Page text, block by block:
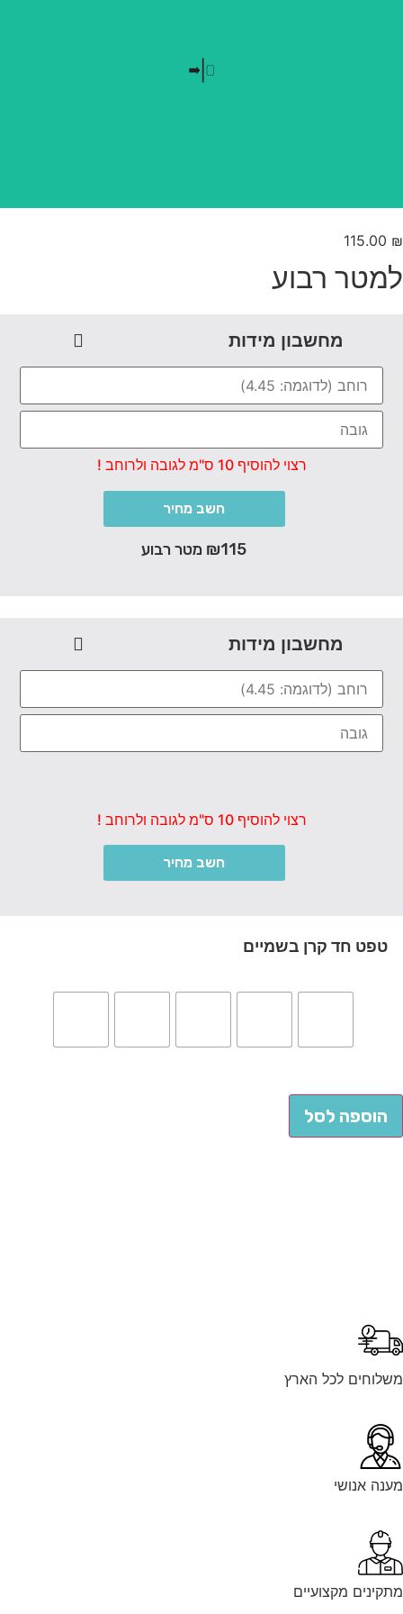
בלי חזרתיות
115.00
רבוע
מחשבון מידות
רצוי להוסיף 10 ס"מ לגובה ולרוחב !
חשב מחיר
₪115 מטר רבוע
מחשבון מידות
רצוי להוסיף 10 ס"מ לגובה ולרוחב !
חשב מחיר
טפט חד קרן בשמיים
הוספה לסל
לכל הארץ
אנושי
מקצועיים